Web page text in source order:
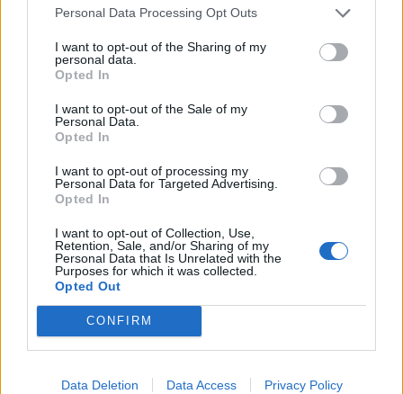
Personal Data Processing Opt Outs
I want to opt-out of the Sharing of my
personal data.
Opted In
I want to opt-out of the Sale of my
Personal Data.
Opted In
I want to opt-out of processing my
Personal Data for Targeted Advertising.
Opted In
I want to opt-out of Collection, Use,
Retention, Sale, and/or Sharing of my
Personal Data that Is Unrelated with the
Purposes for which it was collected.
Opted Out
CONFIRM
Data Deletion Data Access Privacy Policy
ΔΙΕΘΝΗ
ΕΛΙΣΑΒΕΤ ΣΤΑΜΟΠΟΥΛΟΥ
Λουκάς Φουρλάς, Κύπριος
ευρωβουλευτής με το ΕΛΚ, στο
parapolitika.gr: "Χλιαρές οι αντιδράσεις
της ΕΕ και συχνά υποκριτική η πολιτική
απέναντι στην Τουρκία" (Βίντεο)
Αποδέχομαι τους
και την πολιτική απορρήτου
X